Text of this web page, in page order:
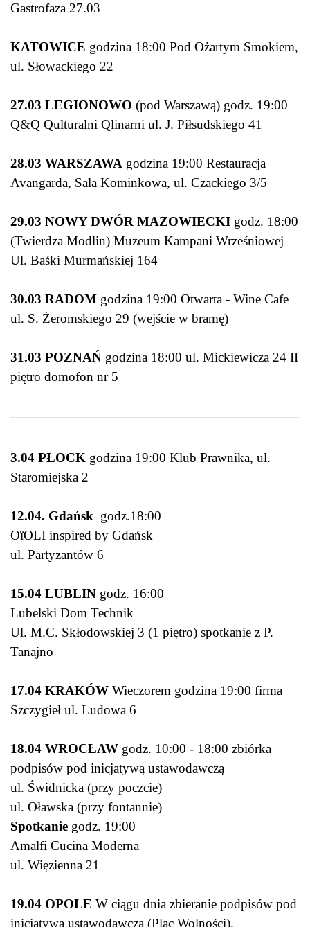
Gastrofaza 27.03
KATOWICE godzina 18:00 Pod Ożartym Smokiem,
ul. Słowackiego 22
27.03 LEGIONOWO (pod Warszawą) godz. 19:00
Q&Q Qulturalni Qlinarni ul. J. Piłsudskiego 41
28.03 WARSZAWA godzina 19:00 Restauracja
Avangarda, Sala Kominkowa, ul. Czackiego 3/5
29.03 NOWY DWÓR MAZOWIECKI godz. 18:00
(Twierdza Modlin) Muzeum Kampani Wrześniowej
Ul. Baśki Murmańskiej 164
30.03 RADOM godzina 19:00 Otwarta - Wine Cafe
ul. S. Żeromskiego 29 (wejście w bramę)
31.03 POZNAŃ godzina 18:00 ul. Mickiewicza 24 II
piętro domofon nr 5
3.04 PŁOCK godzina 19:00 Klub Prawnika, ul.
Staromiejska 2
12.04. Gdańsk godz.18:00
OïOLI inspired by Gdańsk
ul. Partyzantów 6
15.04 LUBLIN godz. 16:00
Lubelski Dom Technik
Ul. M.C. Skłodowskiej 3 (1 piętro) spotkanie z P.
Tanajno
17.04 KRAKÓW Wieczorem godzina 19:00 firma
Szczygieł ul. Ludowa 6
18.04 WROCŁAW godz. 10:00 - 18:00 zbiórka
podpisów pod inicjatywą ustawodawczą
ul. Świdnicka (przy poczcie)
ul. Oławska (przy fontannie)
Spotkanie godz. 19:00
Amalfi Cucina Moderna
ul. Więzienna 21
19.04 OPOLE W ciągu dnia zbieranie podpisów pod
inicjatywą ustawodawczą (Plac Wolności).